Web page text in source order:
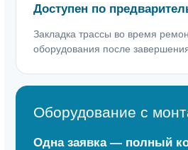
Доступен по
Закладка трассы во время
оборудования после
Оборудование с
Одна заявка — полный